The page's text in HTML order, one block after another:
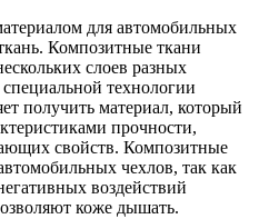
для автомобильных
Композитные ткани
слоев разных
технологии
получить материал, который
прочности,
свойств. Композитные
чехлов, так как
воздействий
коже дышать.